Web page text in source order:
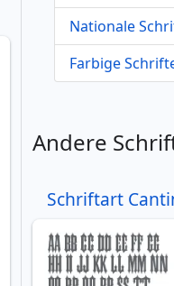
Nationale
Farbige
Andere
Schriftart